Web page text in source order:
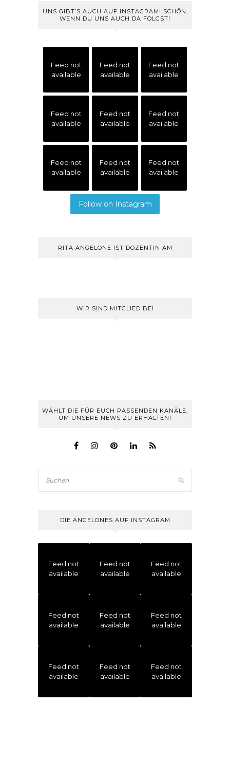
UNS GIBT’S AUCH AUF INSTAGRAM! SCHÖN,
WENN DU UNS AUCH DA FOLGST!
Feed not
available
Feed not
available
Feed not
available
Feed not
available
Feed not
available
Feed not
available
Feed not
available
Feed not
available
Feed not
available
Follow on Instagram
RITA ANGELONE IST DOZENTIN AM
WIR SIND MITGLIED BEI
WÄHLT DIE FÜR EUCH PASSENDEN KANÄLE,
UM UNSERE NEWS ZU ERHALTEN!
DIE ANGELONES AUF INSTAGRAM
Feed not
available
Feed not
available
Feed not
available
Feed not
available
Feed not
available
Feed not
available
Feed not
available
Feed not
available
Feed not
available